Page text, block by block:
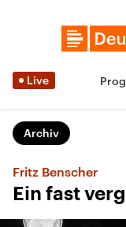
Live
Archiv
Fritz Benscher
Ein fast